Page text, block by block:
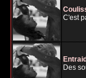
C'est
Des